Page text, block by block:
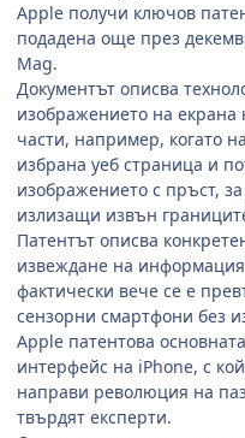
Apple получи ключов
подадена още през
Mag.
Документът описва
изображението на екрана
части, например, когато
избрана уеб страница и
изображението с пръст,
излизащи извън
Патентът описва
извеждане на
фактически вече се е
сензорни смартфони без
Apple патентова
интерфейс на iPhone, с
направи революция на
твърдят експерти.